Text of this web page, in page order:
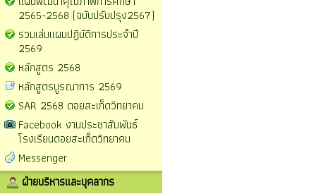
2565-2568 (ฉบับปรับปรุง2567)
รวมเล่มแผนปฏิบัติการประจำปี
2569
หลักสูตร 2568
หลักสูตรบูรณาการ 2569
SAR 2568 ดอยสะเก็ดวิทยาคม
Facebook งานประชาสัมพันธ์
โรงเรียนดอยสะเก็ดวิทยาคม
Messenger
ฝ่ายบริหารและบุคลากร